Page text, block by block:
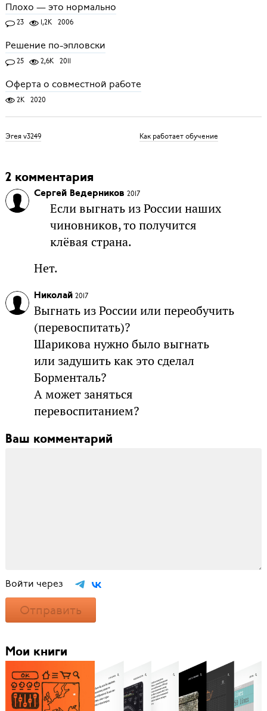
Плохо — это нормально
23 1,2K 2006
Решение по-эпловски
25 2,6K 2011
Оферта о совместной работе
2K 2020
Эгея v3249 Как работает обучение
2 комментария
Сергей Ведерников 2017
Если выгнать из России наших
чиновников, то получится
клёвая страна.
Нет.
Николай 2017
Выгнать из России или переобучить
(перевоспитать)?
Шарикова нужно было выгнать
или задушить как это сделал
Борменталь?
А может заняться
перевоспитанием?
Ваш комментарий
Войти через
Отправить
Мои книги